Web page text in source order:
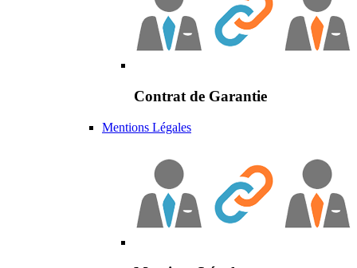
Contrat de Garantie
Mentions Légales